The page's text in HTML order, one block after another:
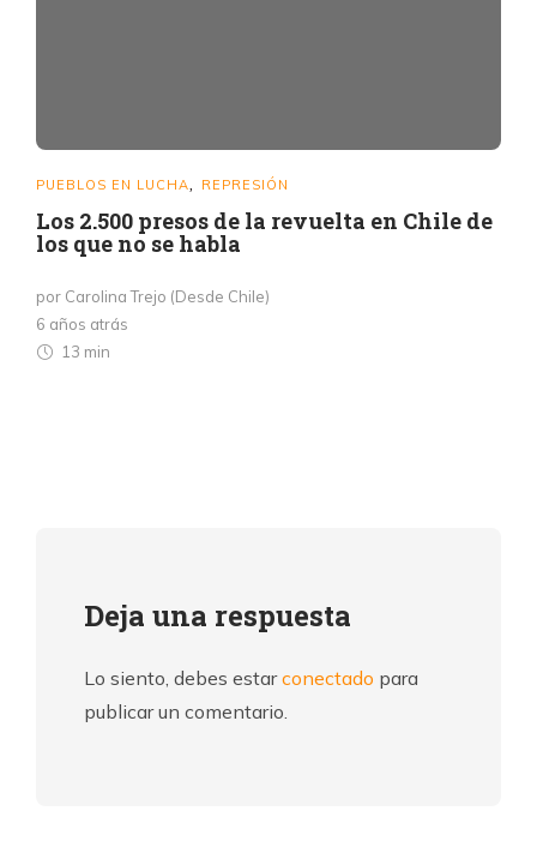
PUEBLOS EN LUCHA REPRESIÓN
Los 2.500 presos de la revuelta en Chile de
los que no se habla
por Carolina Trejo (Desde Chile)
6 años atrás
13 min
Deja una respuesta
Lo siento, debes estarconectado para
publicar un comentario.